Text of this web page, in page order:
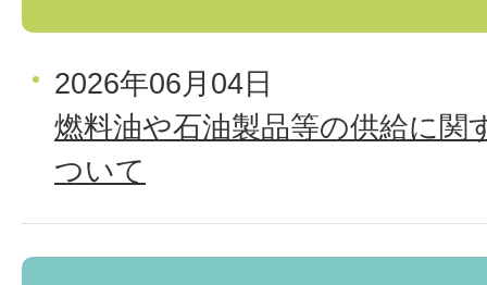
2026年06月04日
燃料油や石油製品等の供給に関
ついて